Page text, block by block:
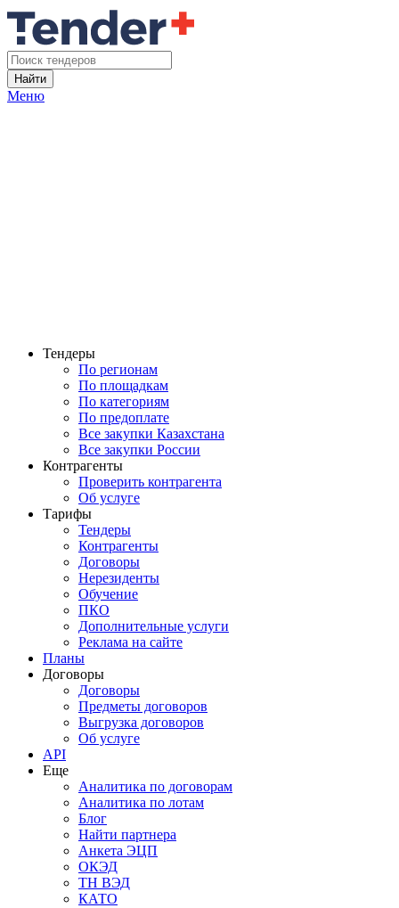
Найти
Меню
Тендеры
По регионам
По площадкам
По категориям
По предоплате
Все закупки Казахстана
Все закупки России
Контрагенты
Проверить контрагента
Об услуге
Тарифы
Тендеры
Контрагенты
Договоры
Нерезиденты
Обучение
ПКО
Дополнительные услуги
Реклама на сайте
Планы
Договоры
Договоры
Предметы договоров
Выгрузка договоров
Об услуге
API
Еще
Аналитика по договорам
Аналитика по лотам
Блог
Найти партнера
Анкета ЭЦП
ОКЭД
ТН ВЭД
КАТО